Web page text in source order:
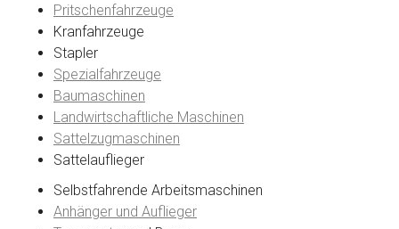
Baujahr
Getriebe
Bekannte Schäden
Pritschenfahrzeuge
Kranfahrzeuge
Stapler
Spezialfahrzeuge
Baumaschinen
Landwirtschaftliche Maschinen
Sattelzugmaschinen
Sattelauflieger
Selbstfahrende Arbeitsmaschinen
Anhänger und Auflieger